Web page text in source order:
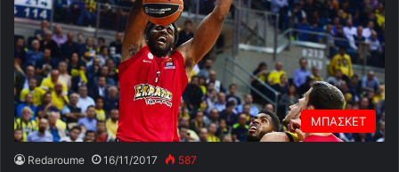
ΜΠΑΣΚΕΤ
Redaroume 16/11/2017 587